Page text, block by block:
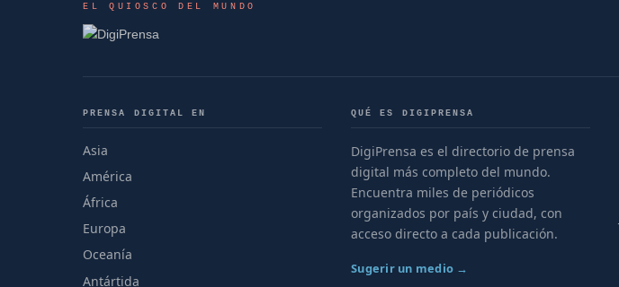
EL QUIOSCO DEL MUNDO
PRENSA DIGITAL EN
Asia
América
África
Europa
Oceanía
Antártida
QUÉ ES DIGIPRENSA
DigiPrensa es el directorio de prensa
digital más completo del mundo.
Encuentra miles de periódicos
organizados por país y ciudad, con
acceso directo a cada publicación.
Sugerir un medio →